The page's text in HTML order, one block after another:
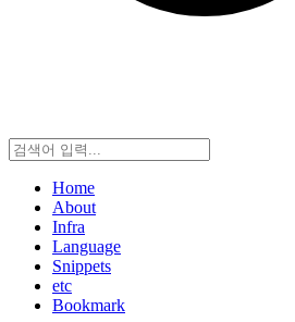
Home
About
Infra
Language
Snippets
etc
Bookmark